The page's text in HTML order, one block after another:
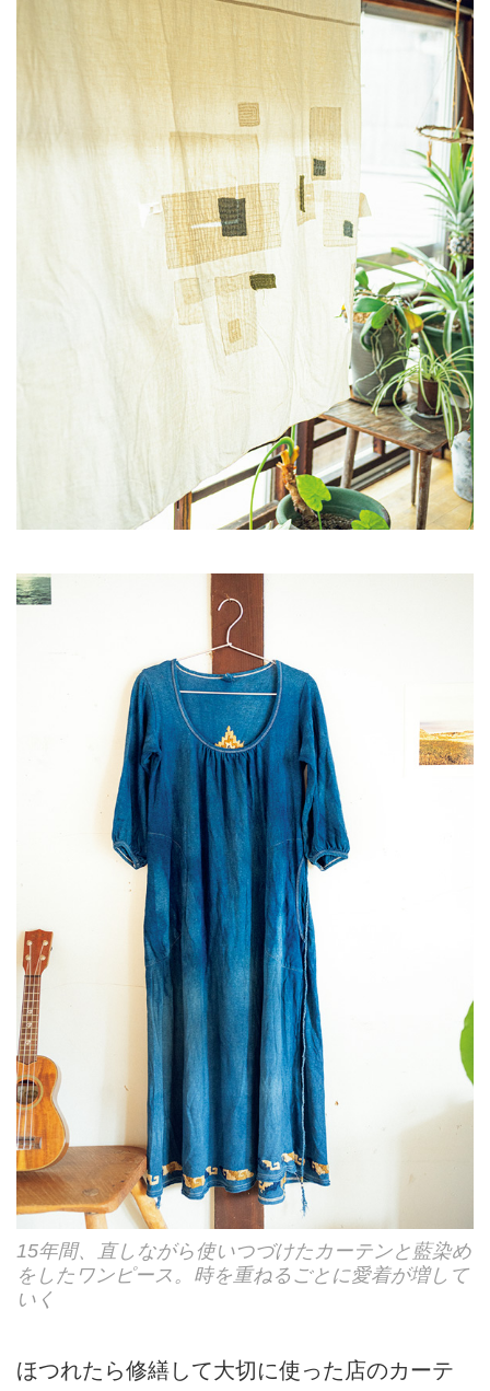
15年間、直しながら使いつづけたカーテンと藍染め
をしたワンピース。時を重ねるごとに愛着が増して
いく
ほつれたら修繕して大切に使った店のカーテ